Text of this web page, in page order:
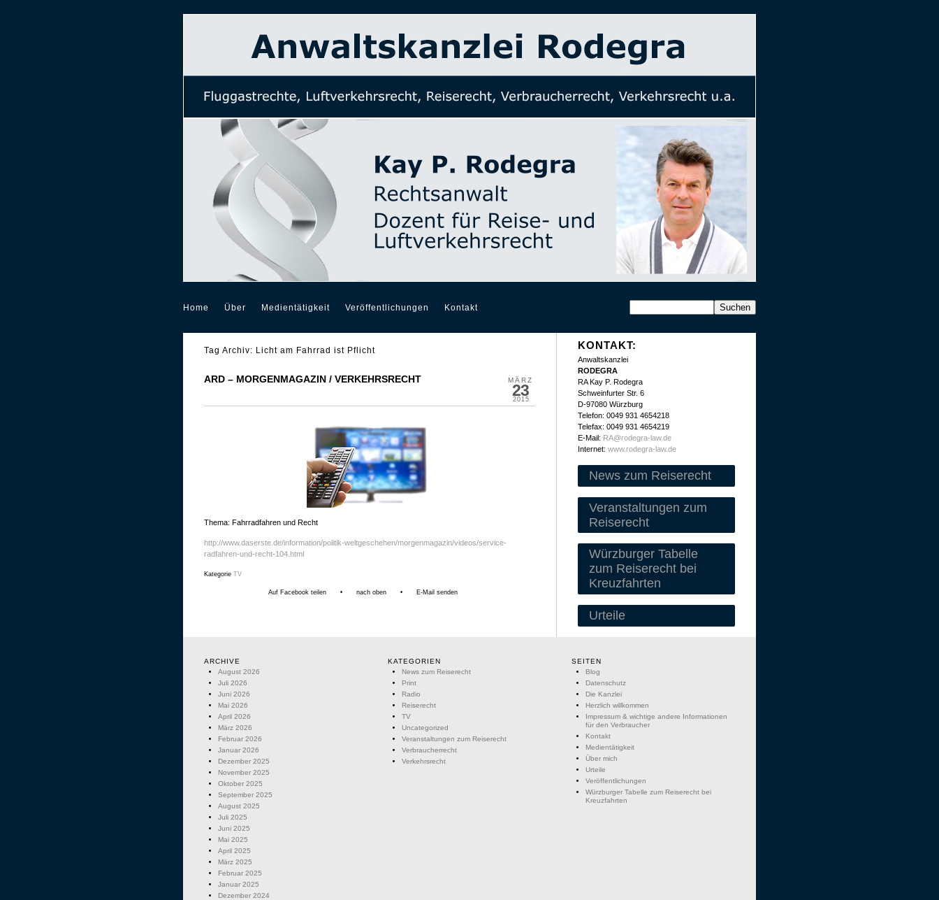
Home Über Medientätigkeit Veröffentlichungen Kontakt
Tag Archiv: Licht am Fahrrad ist Pflicht
MÄRZ
23
2015
ARD – MORGENMAGAZIN / VERKEHRSRECHT
Thema: Fahrradfahren und Recht
http://www.daserste.de/information/politik-weltgeschehen/morgenmagazin/videos/service-
radfahren-und-recht-104.html
Kategorie TV
Auf Facebook teilen • nach oben • E-Mail senden
KONTAKT:
Anwaltskanzlei
RODEGRA
RA Kay P. Rodegra
Schweinfurter Str. 6
D-97080 Würzburg
Telefon: 0049 931 4654218
Telefax: 0049 931 4654219
E-Mail: RA@rodegra-law.de
Internet: www.rodegra-law.de
News zum Reiserecht
Veranstaltungen zum
Reiserecht
Würzburger Tabelle
zum Reiserecht bei
Kreuzfahrten
Urteile
ARCHIVE
August 2026
Juli 2026
Juni 2026
Mai 2026
April 2026
März 2026
Februar 2026
Januar 2026
Dezember 2025
November 2025
Oktober 2025
September 2025
August 2025
Juli 2025
Juni 2025
Mai 2025
April 2025
März 2025
Februar 2025
Januar 2025
Dezember 2024
KATEGORIEN
News zum Reiserecht
Print
Radio
Reiserecht
TV
Uncategorized
Veranstaltungen zum Reiserecht
Verbraucherrecht
Verkehrsrecht
SEITEN
Blog
Datenschutz
Die Kanzlei
Herzlich willkommen
Impressum & wichtige andere Informationen
für den Verbraucher
Kontakt
Medientätigkeit
Über mich
Urteile
Veröffentlichungen
Würzburger Tabelle zum Reiserecht bei
Kreuzfahrten